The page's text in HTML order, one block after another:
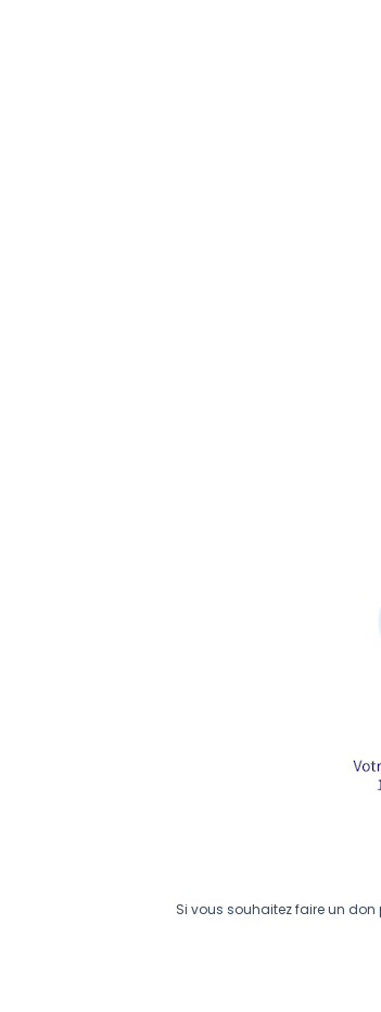
Si vous souhaitez faire un